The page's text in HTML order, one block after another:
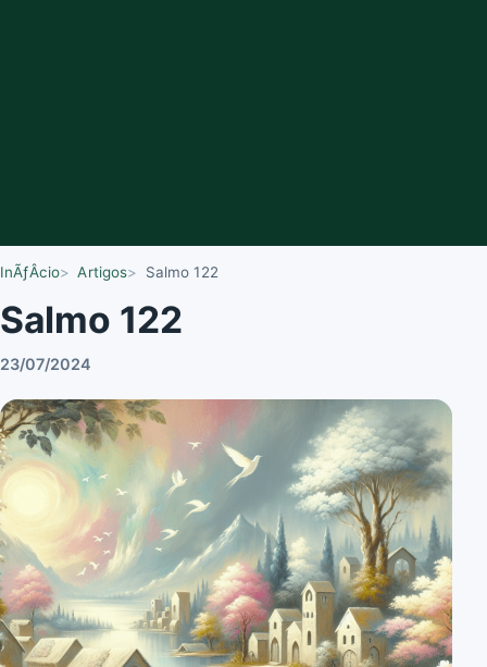
InÃƒÂ­cio Artigos Salmo 122
Salmo 122
23/07/2024